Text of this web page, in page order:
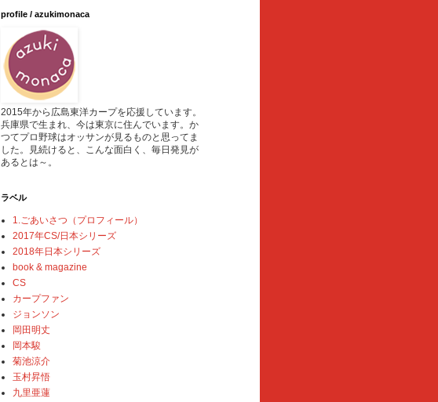
profile / azukimonaca
2015年から広島東洋カープを応援しています。
兵庫県で生まれ、今は東京に住んでいます。か
つてプロ野球はオッサンが見るものと思ってま
した。見続けると、こんな面白く、毎日発見が
あるとは～。
ラベル
1.ごあいさつ（プロフィール）
2017年CS/日本シリーズ
2018年日本シリーズ
book & magazine
CS
カープファン
ジョンソン
岡田明丈
岡本駿
菊池涼介
玉村昇悟
九里亜蓮